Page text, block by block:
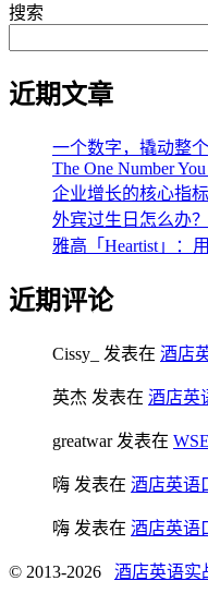
搜索
近期文章
一个数字，撬动整
The One Number
企业增长的核心指
外宾过生日怎么办
雅高「Heartist」：
近期评论
Cissy_ 发表在 酒店
英杰 发表在 酒店英
greatwar发表在
嗨 发表在 酒店英语
嗨 发表在 酒店英语
© 2013-2026 酒店英语实